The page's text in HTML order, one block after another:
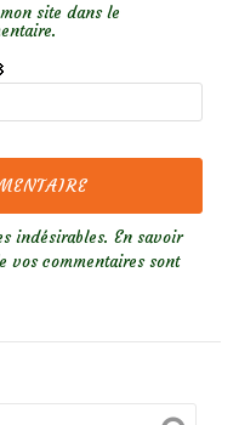
site dans le
indésirables. En savoir
vos commentaires sont